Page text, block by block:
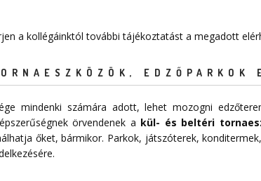
a kollégáinktól további tájékoztatást a megadott
EDZŐPARKOK
mindenki számára adott, lehet mozogni
örvendenek a kül- és beltéri
őket, bármikor. Parkok, játszóterek,